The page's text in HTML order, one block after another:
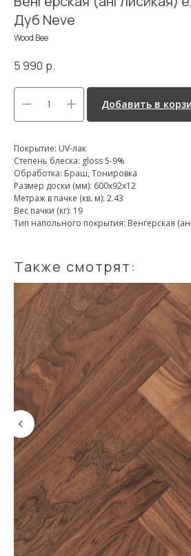
Дуб Neve
Wood Bee
5 990 р.
Добавить в
Покрытие: UV-лак
Степень блеска: gloss 5-9%
Обработка: Браш, Тонировка
Размер доски (мм): 600x92x12
Метраж в пачке (кв. м): 2.43
Вес пачки (кг): 19
Тип напольного покрытия: Венгерская
Также смотрят: